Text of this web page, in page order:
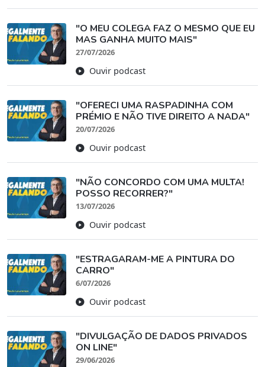
"O MEU COLEGA FAZ O MESMO QUE EU
MAS GANHA MUITO MAIS"
27/07/2026
Ouvir podcast
"OFERECI UMA RASPADINHA COM
PRÉMIO E NÃO TIVE DIREITO A NADA"
20/07/2026
Ouvir podcast
"NÃO CONCORDO COM UMA MULTA!
POSSO RECORRER?"
13/07/2026
Ouvir podcast
"ESTRAGARAM-ME A PINTURA DO
CARRO"
6/07/2026
Ouvir podcast
"DIVULGAÇÃO DE DADOS PRIVADOS
ON LINE"
29/06/2026